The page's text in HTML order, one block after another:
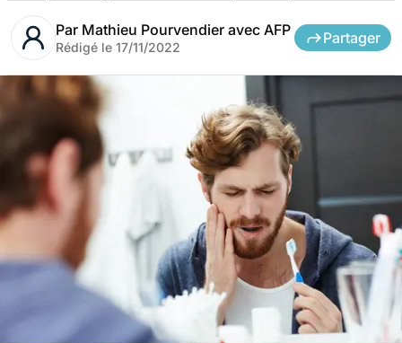
Par Mathieu Pourvendier avec AFP
Rédigé le 17/11/2022
Partager